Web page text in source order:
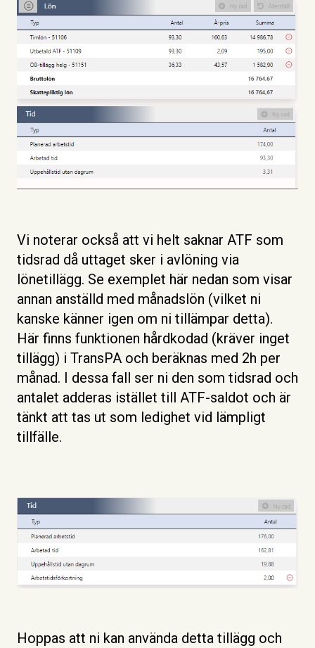
Vi noterar också att vi helt saknar ATF som
tidsrad då uttaget sker i avlöning via
lönetillägg. Se exemplet här nedan som visar
annan anställd med månadslön (vilket ni
kanske känner igen om ni tillämpar detta).
Här finns funktionen hårdkodad (kräver inget
tillägg) i TransPA och beräknas med 2h per
månad. I dessa fall ser ni den som tidsrad och
antalet adderas istället till ATF-saldot och är
tänkt att tas ut som ledighet vid lämpligt
tillfälle.
Hoppas att ni kan använda detta tillägg och